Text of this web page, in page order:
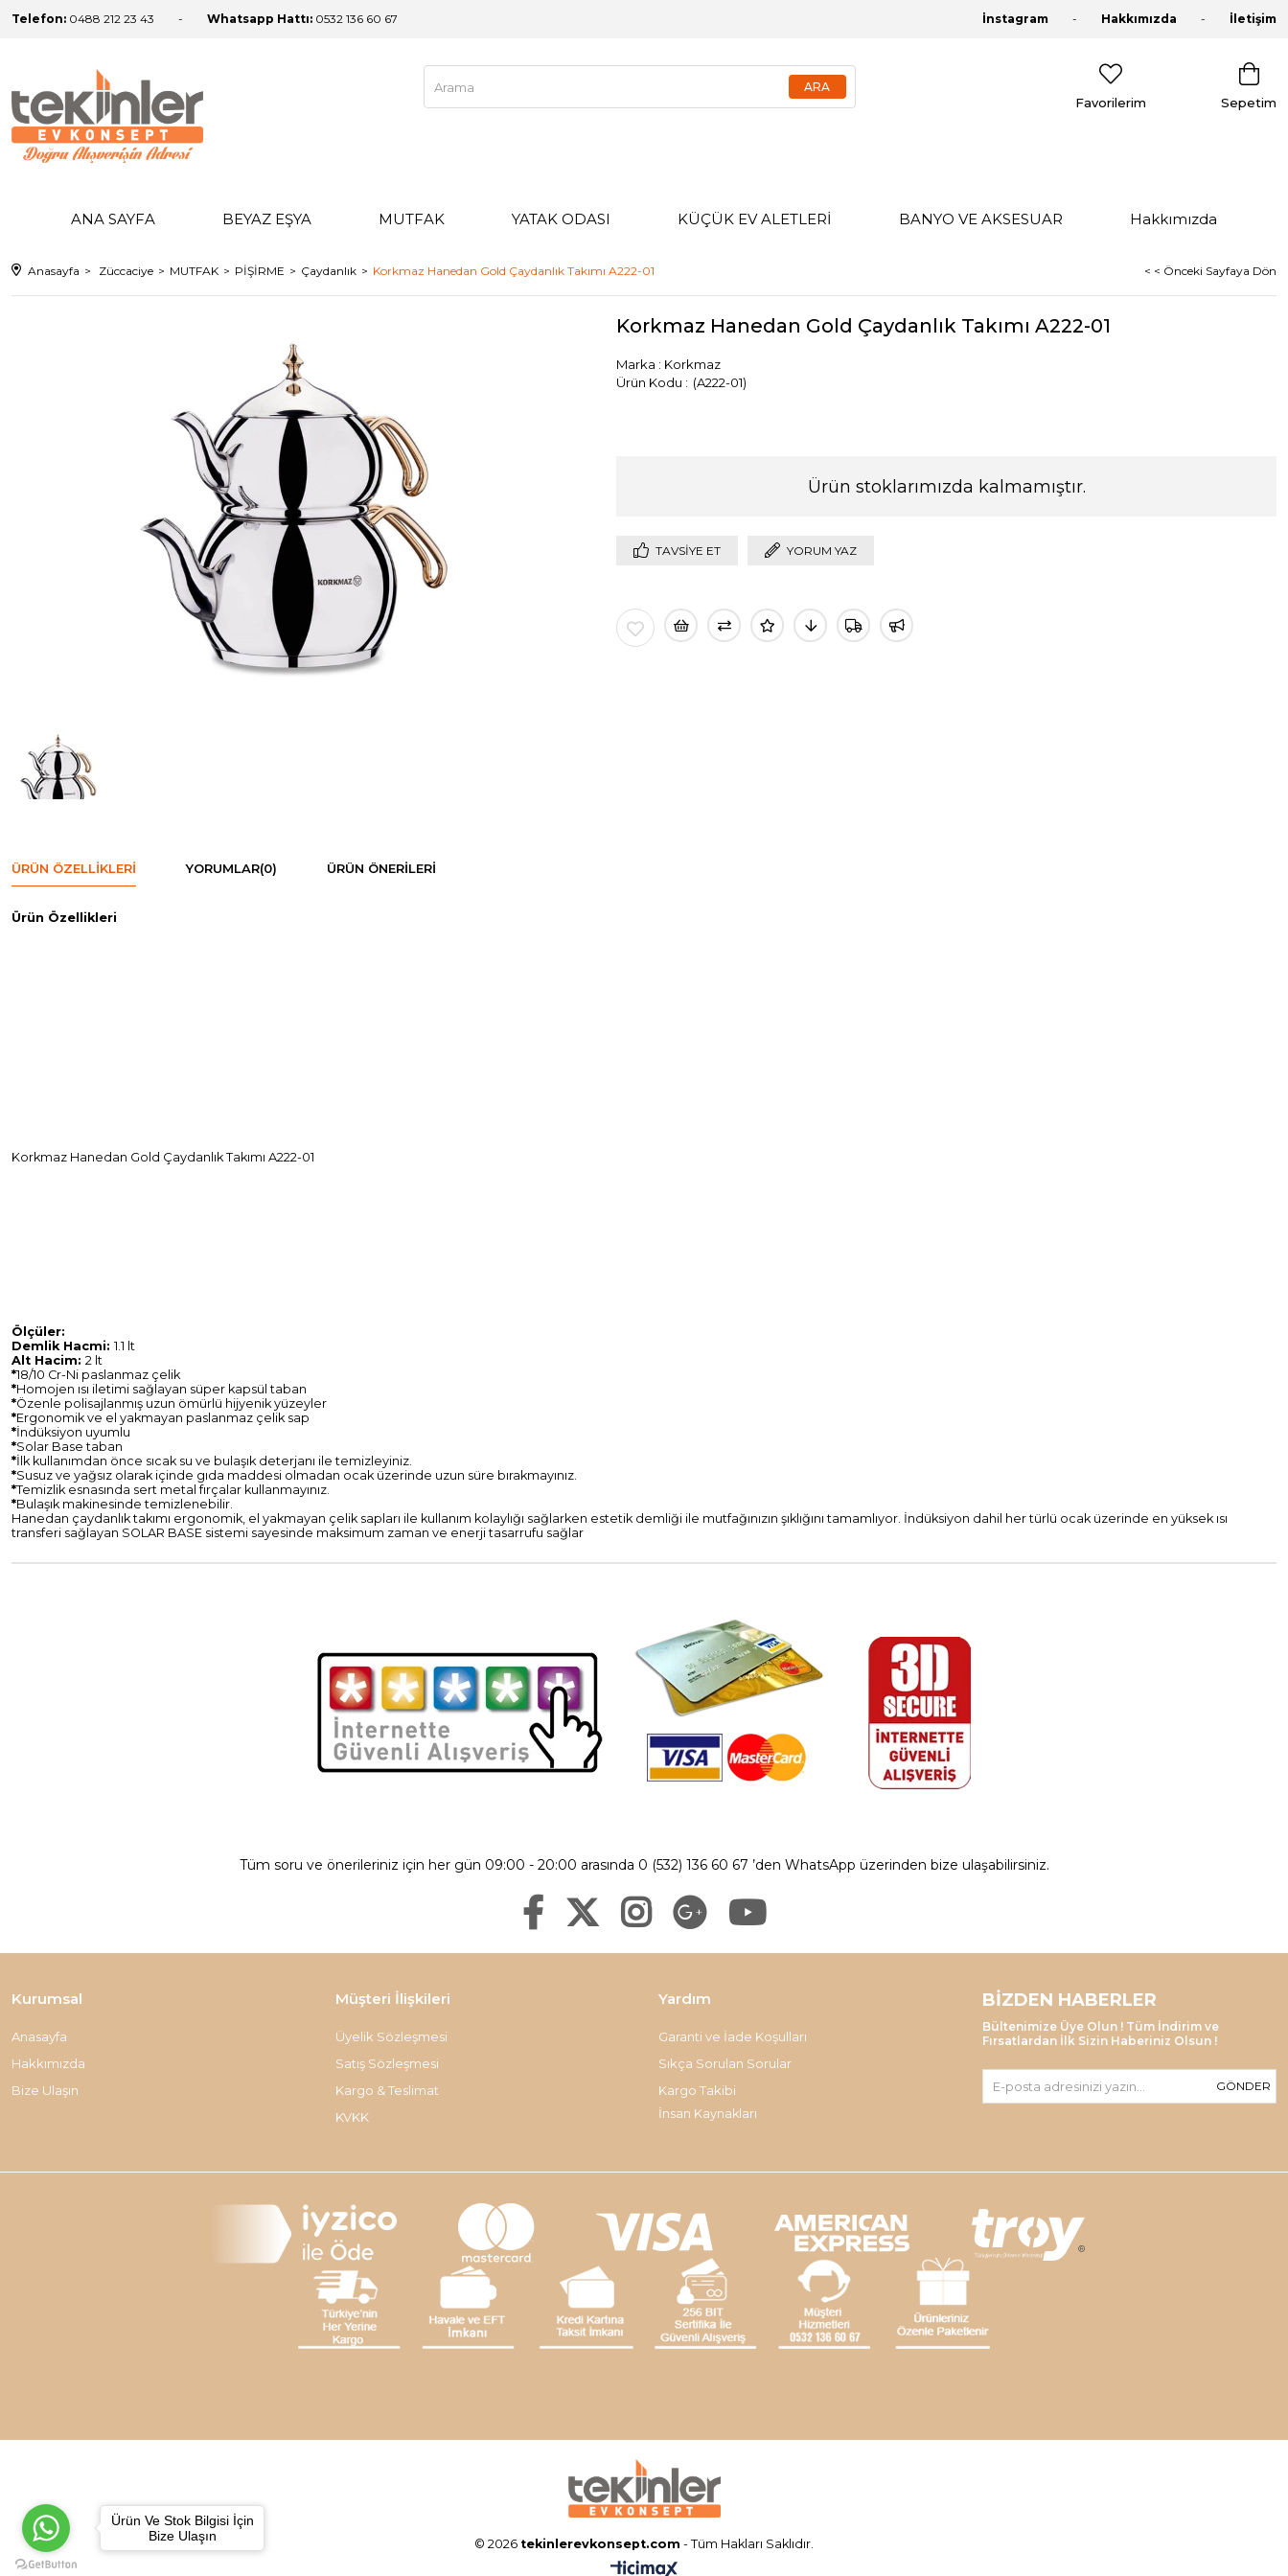
Telefon: 0488 212 23 43 Whatsapp Hattı: 0532 136 60 67 İnstagram Hakkımızda İletişim
Sepetim
Favorilerim
ANA SAYFA BEYAZ EŞYA MUTFAK YATAK ODASI KÜÇÜK EV ALETLERİ BANYO VE AKSESUAR Hakkımızda
Anasayfa Züccaciye MUTFAK PİŞİRME Çaydanlık Korkmaz Hanedan Gold Çaydanlık Takımı A222-01 < < Önceki Sayfaya Dön
Korkmaz Hanedan Gold Çaydanlık Takımı A222-01
Marka : Korkmaz
(A222-01)
Ürün stoklarımızda kalmamıştır.
TAVSIYE ET YORUM YAZ
ÜRÜN ÖZELLIKLERI YORUMLAR(0) ÜRÜN ÖNERILERI
Ürün Özellikleri
Korkmaz Hanedan Gold Çaydanlık Takımı A222-01
Ölçüler:
Demlik Hacmi: 1.1 lt
Alt Hacim: 2 lt
*18/10 Cr-Ni paslanmaz çelik
*Homojen ısı iletimi sağlayan süper kapsül taban
*Özenle polisajlanmış uzun ömürlü hijyenik yüzeyler
*Ergonomik ve el yakmayan paslanmaz çelik sap
*İndüksiyon uyumlu
*Solar Base taban
*İlk kullanımdan önce sıcak su ve bulaşık deterjanı ile temizleyiniz.
*Susuz ve yağsız olarak içinde gıda maddesi olmadan ocak üzerinde uzun süre bırakmayınız.
*Temizlik esnasında sert metal fırçalar kullanmayınız.
*Bulaşık makinesinde temizlenebilir.
Hanedan çaydanlık takımı ergonomik, el yakmayan çelik sapları ile kullanım kolaylığı sağlarken estetik demliği ile mutfağınızın şıklığını tamamlıyor. İndüksiyon dahil her türlü ocak üzerinde en yüksek ısı
transferi sağlayan SOLAR BASE sistemi sayesinde maksimum zaman ve enerji tasarrufu sağlar
Tüm soru ve önerileriniz için her gün 09:00 - 20:00 arasında 0 (532) 136 60 67 ’den WhatsApp üzerinden bize ulaşabilirsiniz.
Kurumsal
Anasayfa
Hakkımızda
Bize Ulaşın
Müşteri İlişkileri
Üyelik Sözleşmesi
Satış Sözleşmesi
Kargo & Teslimat
KVKK
Yardım
Garanti ve İade Koşulları
Sıkça Sorulan Sorular
Kargo Takibi
İnsan Kaynakları
BIZDEN HABERLER
Bültenimize Üye Olun ! Tüm İndirim ve
Fırsatlardan İlk Sizin Haberiniz Olsun !
GÖNDER
© 2026 tekinlerevkonsept.com - Tüm Hakları Saklıdır.
Ürün Ve Stok Bilgisi İçin
Bize Ulaşın